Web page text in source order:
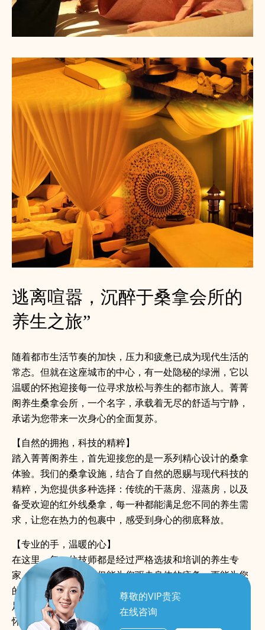
尊敬的VIP贵宾
在线咨询
逃离喧嚣，沉醉于桑拿会所的
养生之旅”
随着都市生活节奏的加快，压力和疲惫已成为现代生活的
常态。但就在这座城市的中心，有一处隐秘的绿洲，它以
温暖的怀抱迎接每一位寻求放松与养生的都市旅人。菁菁
阁养生桑拿会所，一个名字，承载着无尽的舒适与宁静，
承诺为您带来一次身心的全面复苏。
【自然的拥抱，科技的精粹】
踏入菁菁阁养生，首先迎接您的是一系列精心设计的桑拿
体验。我们的桑拿设施，结合了自然的恩赐与现代科技的
精粹，为您提供多种选择：传统的干蒸房、湿蒸房，以及
备受欢迎的红外线桑拿，每一种都能满足您不同的养生需
求，让您在热力的包裹中，感受到身心的彻底释放。
【专业的手，温暖的心】
在这里，每一位技师都是经过严格选拔和培训的养生专
家。他们的双手，不仅能为您驱走身体的疲惫，更能为您
的心灵带来温暖的抚慰。从深层组织按摩到热石疗法，从
足底按摩到全身放松，每一次触摸都是对您健康的深切关
怀。